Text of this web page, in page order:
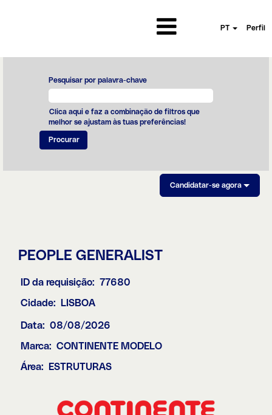
PT Perfil
Pesquisar por palavra-chave
Clica aqui e faz a combinação de filtros que
melhor se ajustam às tuas preferências!
Candidatar-se agora
PEOPLE GENERALIST
ID da requisição: 77680
Cidade: LISBOA
Data: 08/08/2026
Marca: CONTINENTE MODELO
Área: ESTRUTURAS